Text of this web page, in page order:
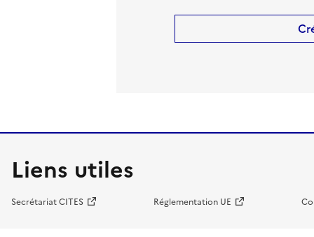
Liens utiles
Secrétariat CITES Réglementation UE